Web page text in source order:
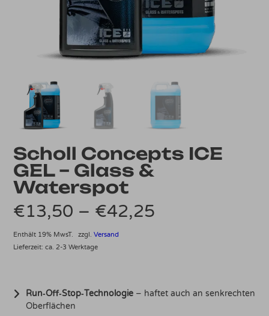
Scholl Concepts ICE
GEL – Glass &
Waterspot
€13,50 – €42,25
€42,25
Enthält 19% MwsT. zzgl.Versand
Lieferzeit: ca. 2-3 Werktage
Run‑Off‑Stop‑Technologie – haftet auch an senkrechten
Oberflächen